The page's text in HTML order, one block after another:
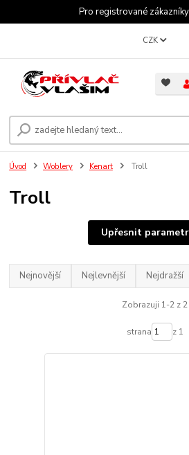
Pro registrované
CZK
Úvod Woblery Kenart Troll
Troll
Upřesnit
Nejnovější Nejlevnější Nejdražší
Zobrazuji 1-2 z 2
strana z 1